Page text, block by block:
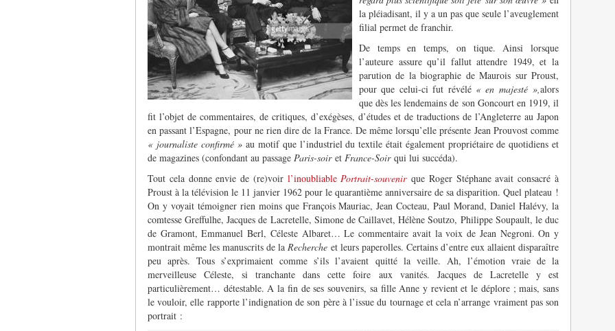
la pléiadisant, il y a un pas que seule l’aveuglement
filial permet de franchir.
De temps en temps, on tique. Ainsi lorsque
l’auteure assure qu’il fallut attendre 1949, et la
parution de la biographie de Maurois sur Proust,
pour que celui-ci fut révélé « en majesté »,alors
que dès les lendemains de son Goncourt en 1919, il
fit l’objet de commentaires, de critiques, d’exégèses, d’études et de traductions de l’Angleterre au Japon
en passant l’Espagne, pour ne rien dire de la France. De même lorsqu’elle présente Jean Prouvost comme
« journaliste confirmé »au motif que l’industriel du textile était également propriétaire de quotidiens et
de magazines (confondant au passage Paris-soir et France-Soir qui lui succéda).
Tout cela donne envie de (re)voir l’inoubliablePortrait-souvenirque Roger Stéphane avait consacré à
Proust à la télévision le 11 janvier 1962 pour le quarantième anniversaire de sa disparition. Quel plateau !
On y voyait témoigner rien moins que François Mauriac, Jean Cocteau, Paul Morand, Daniel Halévy, la
comtesse Greffulhe, Jacques de Lacretelle, Simone de Caillavet, Hélène Soutzo, Philippe Soupault, le duc
de Gramont, Emmanuel Berl, Céleste Albaret… Le commentaire avait la voix de Jean Negroni. On y
montrait même les manuscrits de laRecherche et leurs paperolles. Certains d’entre eux allaient disparaître
peu après. Tous s’exprimaient comme s’ils l’avaient quitté la veille. Ah, l’émotion vraie de la
merveilleuse Céleste, si tranchante dans cette foire aux vanités. Jacques de Lacretelle y est
particulièrement… détestable. A la fin de ses souvenirs, sa fille Anne y revient et le déplore ; mais, sans
le vouloir, elle rapporte l’indignation de son père à l’issue du tournage et cela n’arrange vraiment pas son
portrait :